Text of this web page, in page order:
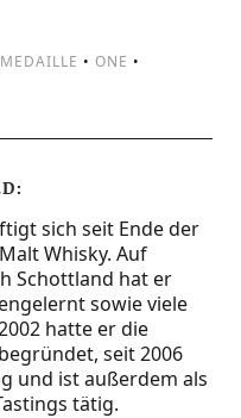
• ONE •
sich seit Ende der
Whisky. Auf
Schottland hat er
sowie viele
hatte er die
begründet, seit 2006
und ist außerdem als
tätig.